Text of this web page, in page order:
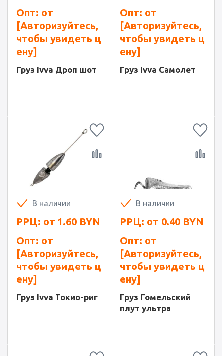
Опт: от
[Авторизуйтесь,
чтобы увидеть ц
ену]
Груз Ivva Дроп шот
Опт: от
[Авторизуйтесь,
чтобы увидеть ц
ену]
Груз Ivva Самолет
В наличии
РРЦ: от 1.60 BYN
Опт: от
[Авторизуйтесь,
чтобы увидеть ц
ену]
Груз Ivva Токио-риг
В наличии
РРЦ: от 0.40 BYN
Опт: от
[Авторизуйтесь,
чтобы увидеть ц
ену]
Груз Гомельский
плут ультра